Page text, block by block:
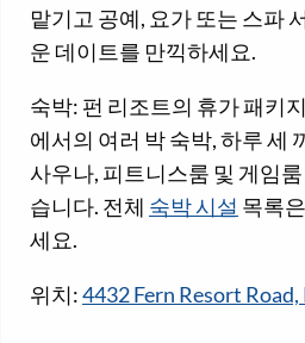
맡기고 공예, 요가 또는 스파
운 데이트를 만끽하세요.
숙박: 펀 리조트의 휴가 패키
에서의 여러 박 숙박, 하루 세
사우나, 피트니스룸 및 게임
습니다. 전체 숙박 시설 목록
세요.
위치:4432 Fern Resort Road,